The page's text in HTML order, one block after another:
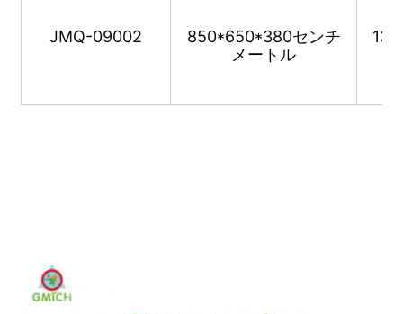
子ども は スイング で スライド する
大水滑り
JMQ-09002
850*650*380センチ
メートル